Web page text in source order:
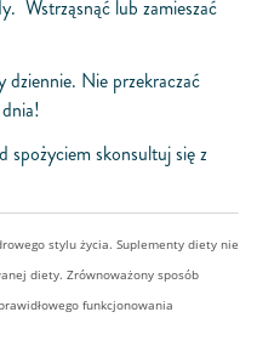
Wstrząsnąć lub zamieszać
Nie przekraczać
spożyciem skonsultuj się z
stylu życia. Suplementy diety nie
diety. Zrównoważony sposób
funkcjonowania